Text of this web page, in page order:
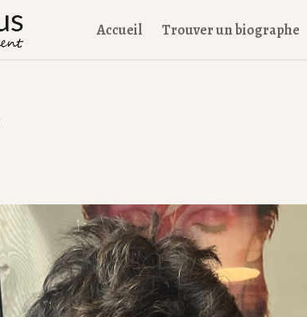
Accueil Trouver un biographe